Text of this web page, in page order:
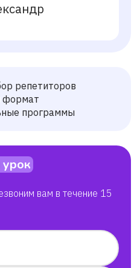
репетиторов
программы
вам в течение 15